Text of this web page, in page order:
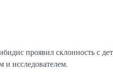
проявил склонность с
исследователем.